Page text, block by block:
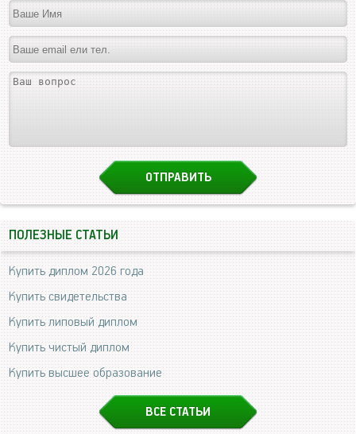
ПОЛЕЗНЫЕ СТАТЬИ
Купить диплом 2026 года
Купить свидетельства
Купить липовый диплом
Купить чистый диплом
Купить высшее образование
ВСЕ СТАТЬИ